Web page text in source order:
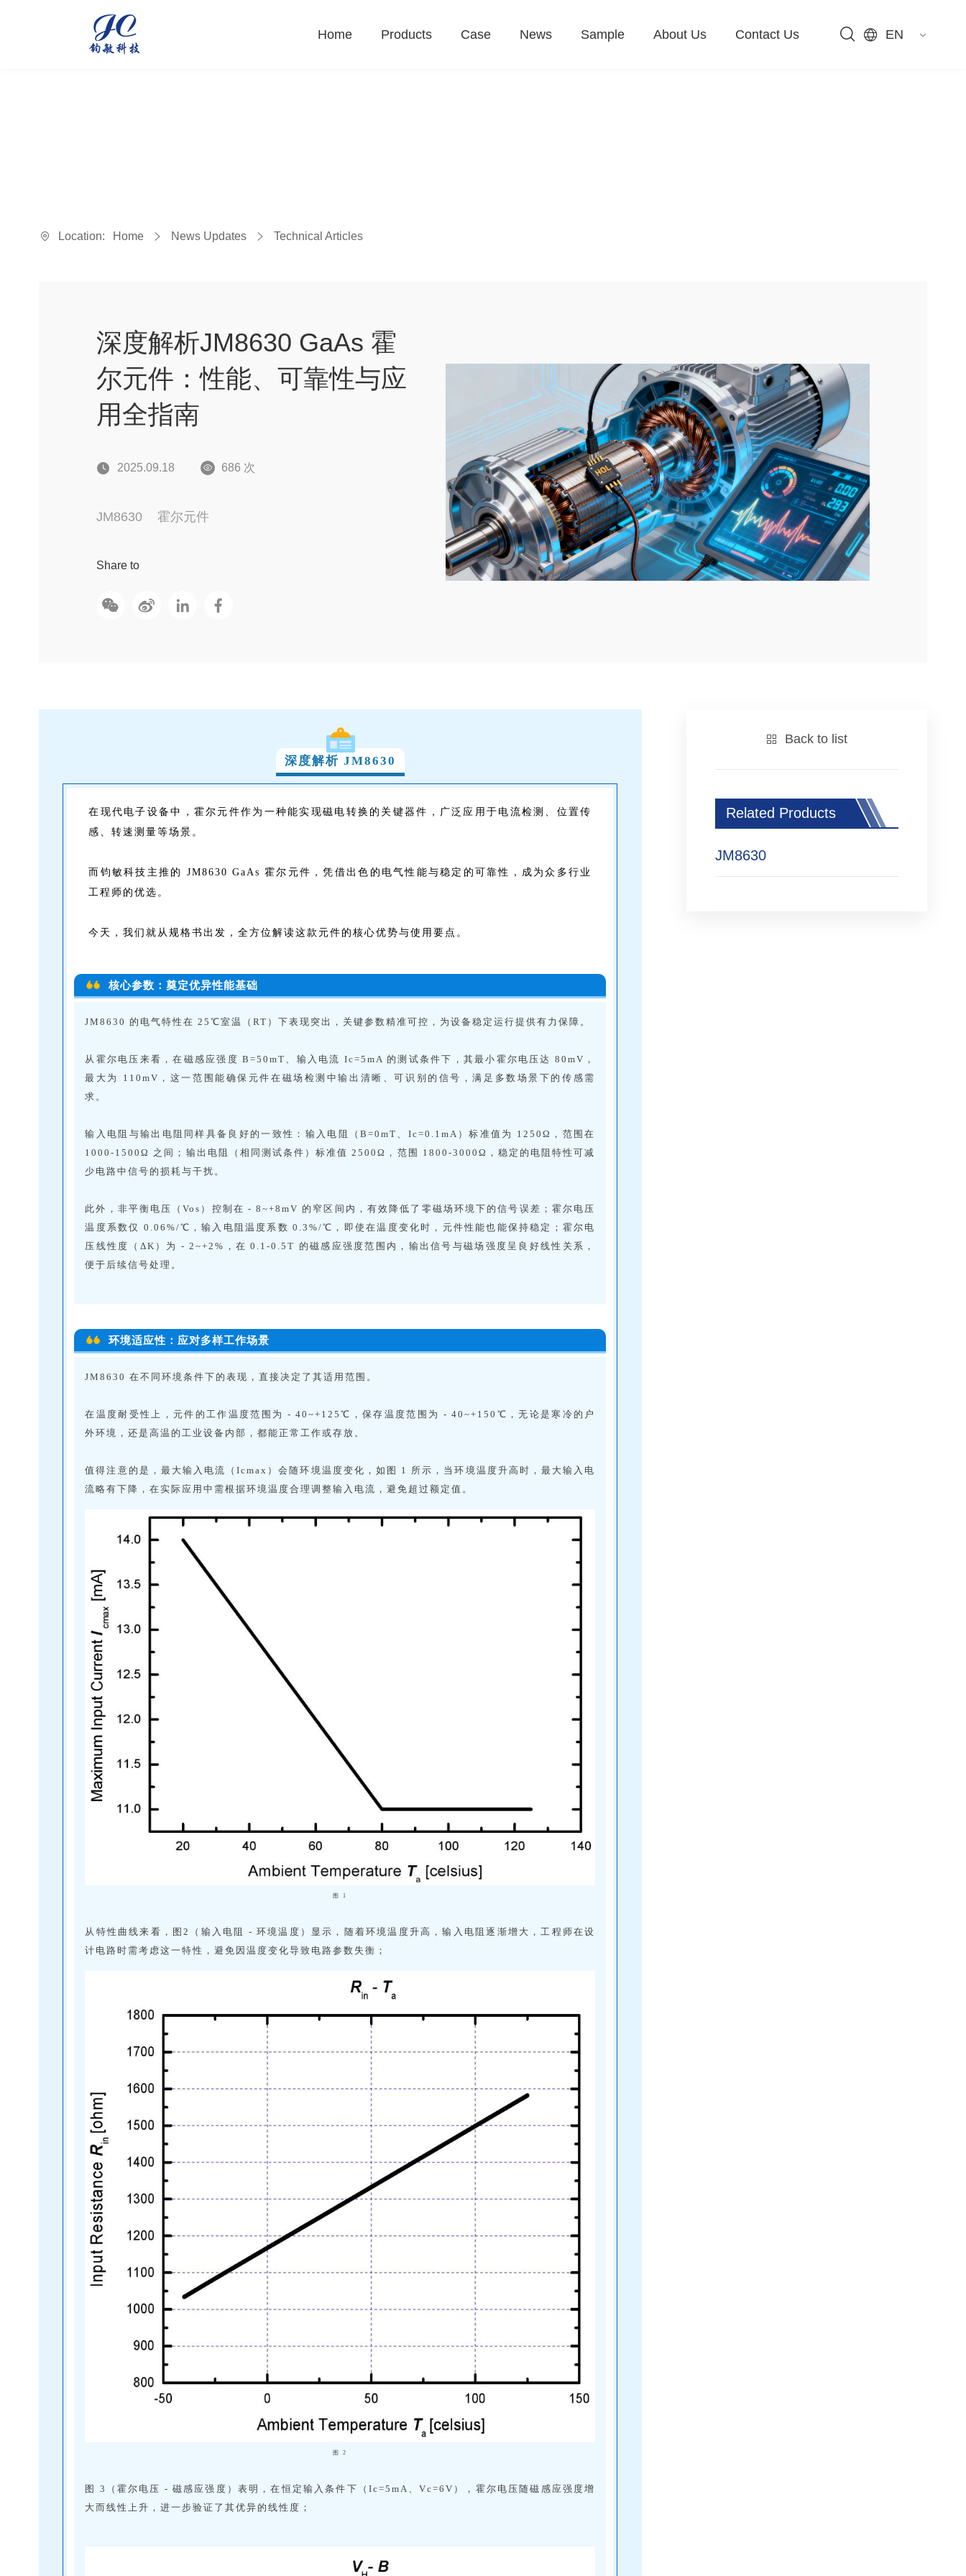
Home Products Case News Sample About Us Contact Us EN
Location: Home News Updates Technical Articles
深度解析JM8630 GaAs 霍
尔元件：性能、可靠性与应
用全指南
2025.09.18 686 次
JM8630 霍尔元件
Share to
深度解析 JM8630
在现代电子设备中，霍尔元件作为一种能实现磁电转换的关键器件，广泛应用于电流检测、位置传
感、转速测量等场景。
而钧敏科技主推的 JM8630 GaAs 霍尔元件，凭借出色的电气性能与稳定的可靠性，成为众多行业
工程师的优选。
今天，我们就从规格书出发，全方位解读这款元件的核心优势与使用要点。
核心参数：奠定优异性能基础
JM8630 的电气特性在 25℃室温（RT）下表现突出，关键参数精准可控，为设备稳定运行提供有力保障。
从霍尔电压来看，在磁感应强度 B=50mT、输入电流 Ic=5mA 的测试条件下，其最小霍尔电压达 80mV，
最大为 110mV，这一范围能确保元件在磁场检测中输出清晰、可识别的信号，满足多数场景下的传感需
求。
输入电阻与输出电阻同样具备良好的一致性：输入电阻（B=0mT、Ic=0.1mA）标准值为 1250Ω，范围在
1000-1500Ω 之间；输出电阻（相同测试条件）标准值 2500Ω，范围 1800-3000Ω，稳定的电阻特性可减
少电路中信号的损耗与干扰。
此外，非平衡电压（Vos）控制在 - 8~+8mV 的窄区间内，有效降低了零磁场环境下的信号误差；霍尔电压
温度系数仅 0.06%/℃，输入电阻温度系数 0.3%/℃，即使在温度变化时，元件性能也能保持稳定；霍尔电
压线性度（ΔK）为 - 2~+2%，在 0.1-0.5T 的磁感应强度范围内，输出信号与磁场强度呈良好线性关系，
便于后续信号处理。
环境适应性：应对多样工作场景
JM8630 在不同环境条件下的表现，直接决定了其适用范围。
在温度耐受性上，元件的工作温度范围为 - 40~+125℃，保存温度范围为 - 40~+150℃，无论是寒冷的户
外环境，还是高温的工业设备内部，都能正常工作或存放。
值得注意的是，最大输入电流（Icmax）会随环境温度变化，如图 1 所示，当环境温度升高时，最大输入电
流略有下降，在实际应用中需根据环境温度合理调整输入电流，避免超过额定值。
图 1
从特性曲线来看，图2（输入电阻 - 环境温度）显示，随着环境温度升高，输入电阻逐渐增大，工程师在设
计电路时需考虑这一特性，避免因温度变化导致电路参数失衡；
图 2
图 3（霍尔电压 - 磁感应强度）表明，在恒定输入条件下（Ic=5mA、Vc=6V），霍尔电压随磁感应强度增
大而线性上升，进一步验证了其优异的线性度；
Back to list
Related Products
JM8630